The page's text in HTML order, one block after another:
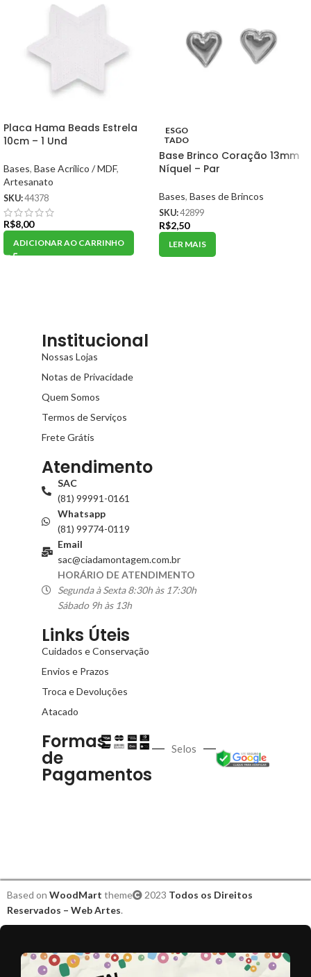
Placa Hama Beads Estrela
10cm – 1 Und
Bases, Base Acrílico / MDF,
Artesanato
SKU:44378
R$8,00
ADICIONAR AO CARRINHO
ESGO
TADO
Base Brinco Coração 13mm
Níquel – Par
Bases, Bases de Brincos
SKU:42899
R$2,50
LER MAIS
Institucional
Nossas Lojas
Notas de Privacidade
Quem Somos
Termos de Serviços
Frete Grátis
Atendimento
SAC
(81) 99991-0161
Whatsapp
(81) 99774-0119
Email
sac@ciadamontagem.com.br
HORÁRIO DE ATENDIMENTO
Segunda à Sexta 8:30h às 17:30h
Sábado 9h às 13h
Links Úteis
Cuidados e Conservação
Envios e Prazos
Troca e Devoluções
Atacado
Formas
de
Pagamentos
Selos
Based on WoodMart theme 2023 Todos os Direitos
Reservados – Web Artes.